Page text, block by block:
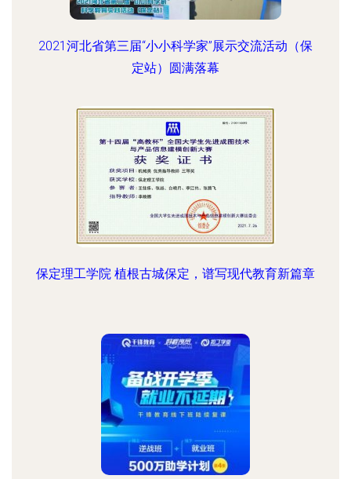
2021河北省第三届“小小科学家”展示交流活动（保
定站）圆满落幕
保定理工学院 植根古城保定，谱写现代教育新篇章